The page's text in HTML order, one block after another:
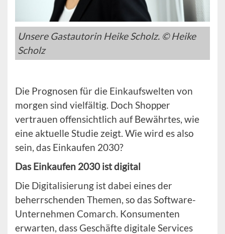
Unsere Gastautorin Heike Scholz. © Heike
Scholz
Die Prognosen für die Einkaufswelten von
morgen sind vielfältig. Doch Shopper
vertrauen offensichtlich auf Bewährtes, wie
eine aktuelle Studie zeigt. Wie wird es also
sein, das Einkaufen 2030?
Das Einkaufen 2030 ist digital
Die Digitalisierung ist dabei eines der
beherrschenden Themen, so das Software-
Unternehmen Comarch. Konsumenten
erwarten, dass Geschäfte digitale Services